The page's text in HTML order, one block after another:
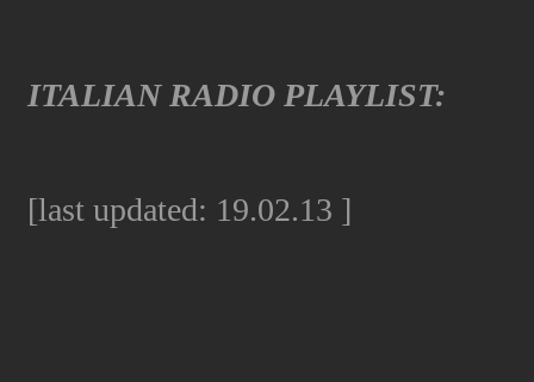
ITALIANRADIO PLAYLIST:
[last updated: 19.02.13 ]